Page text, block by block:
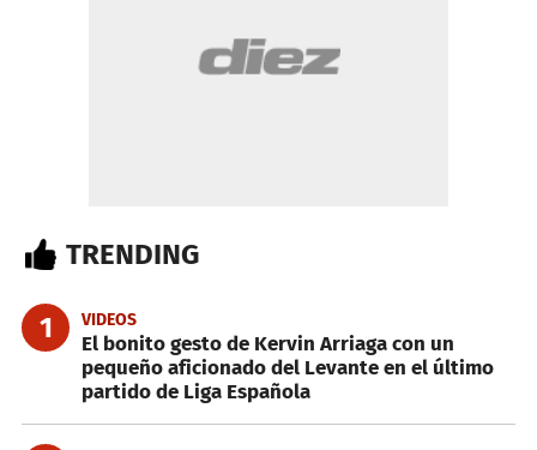
TRENDING
1 VIDEOS
El bonito gesto de Kervin Arriaga con un
pequeño aficionado del Levante en el último
partido de Liga Española